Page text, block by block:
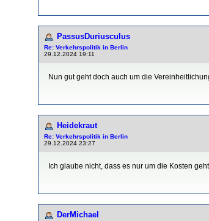
PassusDuriusculus
Re: Verkehrspolitik in Berlin
29.12.2024 19:11
Nun gut geht doch auch um die
Heidekraut
Re: Verkehrspolitik in Berlin
29.12.2024 23:27
Ich glaube nicht, dass es nur um die Kosten
DerMichael